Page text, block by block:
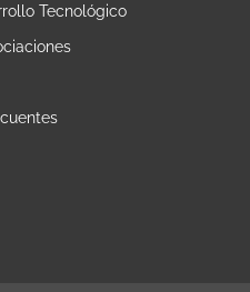
Tecnológico